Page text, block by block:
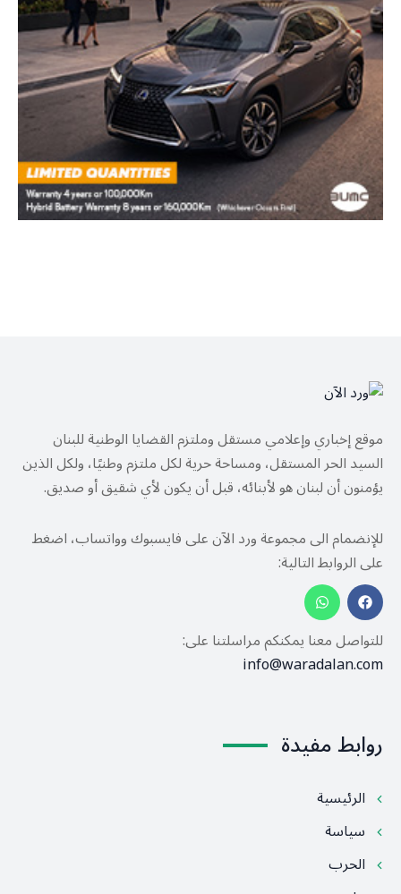
موقع إخباري وإعلامي مستقل وملتزم القضايا الوطنية للبنان
السيد الحر المستقل، ومساحة حرية لكل ملتزم وطنيًا، ولكل الذين
يؤمنون أن لبنان هو لأبنائه، قبل أن يكون لأي شقيق أو صديق.
للإنضمام الى مجموعة ورد الآن على فايسبوك وواتساب، اضغط
على الروابط التالية:
للتواصل معنا يمكنكم مراسلتنا على:
info@waradalan.com
روابط مفيدة
الرئيسية
سياسة
الحرب